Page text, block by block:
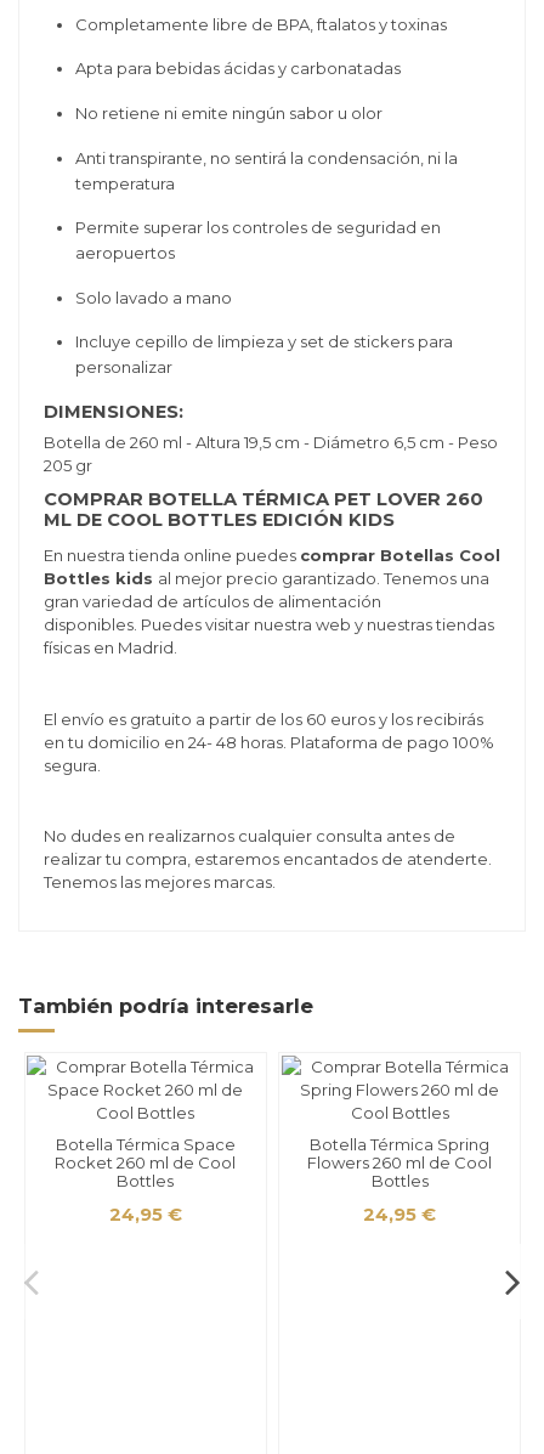
Completamente libre de BPA, ftalatos y toxinas
Apta para bebidas ácidas y carbonatadas
No retiene ni emite ningún sabor u olor
Anti transpirante, no sentirá la condensación, ni la
temperatura
Permite superar los controles de seguridad en
aeropuertos
Solo lavado a mano
Incluye cepillo de limpieza y set de stickers para
personalizar
DIMENSIONES:
Botella de 260 ml - Altura 19,5 cm - Diámetro 6,5 cm - Peso
205 gr
COMPRAR BOTELLA TÉRMICA PET LOVER 260
ML DE COOL BOTTLES EDICIÓN KIDS
En nuestra tienda online puedes comprar Botellas Cool
Bottles kids al mejor precio garantizado. Tenemos una
gran variedad de artículos de alimentación
disponibles. Puedes visitar nuestra web y nuestras tiendas
físicas en Madrid.
El envío es gratuito a partir de los 60 euros y los recibirás
en tu domicilio en 24- 48 horas. Plataforma de pago 100%
segura.
No dudes en realizarnos cualquier consulta antes de
realizar tu compra, estaremos encantados de atenderte.
Tenemos las mejores marcas.
También podría interesarle
Botella Térmica Space
Rocket 260 ml de Cool
Bottles
24,95 €
Botella Térmica Spring
Flowers 260 ml de Cool
Bottles
24,95 €